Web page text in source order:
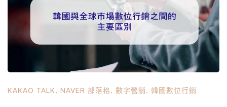
土平台佔據了韓國數位市場的最大份額。這要求企業針對這
些平台調整行銷工作。 為了在韓國取得成功的行銷，了解
這個空間的複雜性至關重要。所使用的社群媒體平台的受歡
迎程度、韓國流行文化以及影響者的影響力等因素在製定數
位行銷策略方面發揮關鍵作用。因此，國際公司需要做的不
適應韓國消費者的行為。重塑它們以迎合韓國消費者。 韓
KAKAO TALK, NAVER 部落格, 數字營銷, 韓國數位行銷